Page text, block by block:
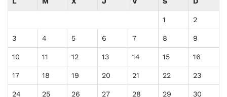
1 2
3 4 5 6 7 8 9
10 11 12 13 14 15 16
17 18 19 20 21 22 23
24 25 26 27 28 29 30